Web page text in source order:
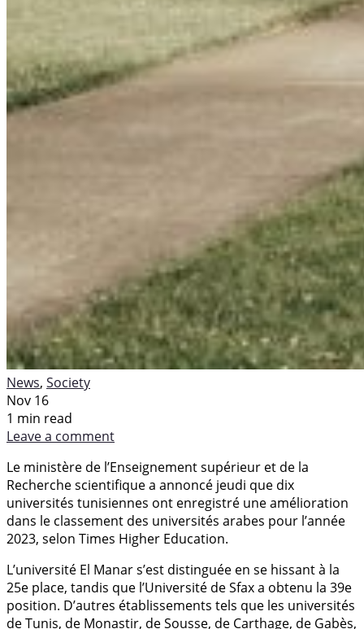
News, Society
Nov 16
1 min read
Leave a comment
Le ministère de l’Enseignement supérieur et de la
Recherche scientifique a annoncé jeudi que dix
universités tunisiennes ont enregistré une amélioration
dans le classement des universités arabes pour l’année
2023, selon Times Higher Education.
L’université El Manar s’est distinguée en se hissant à la
25e place, tandis que l’Université de Sfax a obtenu la 39e
position. D’autres établissements tels que les universités
de Tunis, de Monastir, de Sousse, de Carthage, de Gabès,